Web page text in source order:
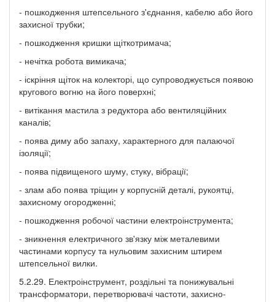
- пошкодження штепсельного з'єднання, кабелю або його
захисної трубки;
- пошкодження кришки щіткотримача;
- нечітка робота вимикача;
- іскріння щіток на колекторі, що супроводжується появою
кругового вогню на його поверхні;
- витікання мастила з редуктора або вентиляційних
каналів;
- поява диму або запаху, характерного для палаючої
ізоляції;
- поява підвищеного шуму, стуку, вібрації;
- злам або поява тріщин у корпусній деталі, рукоятці,
захисному огородженні;
- пошкодження робочої частини електроінструмента;
- зникнення електричного зв'язку між металевими
частинами корпусу та нульовим захисним штирем
штепсельної вилки.
5.2.29. Електроінструмент, роздільні та понижувальні
трансформатори, перетворювачі частоти, захисно-